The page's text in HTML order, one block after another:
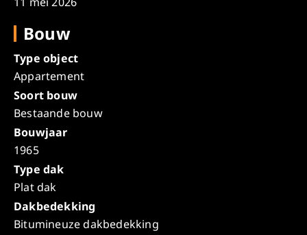
Bouw
Type object
Appartement
Soort bouw
Bestaande bouw
Bouwjaar
1965
Type dak
Plat dak
Dakbedekking
Bitumineuze dakbedekking